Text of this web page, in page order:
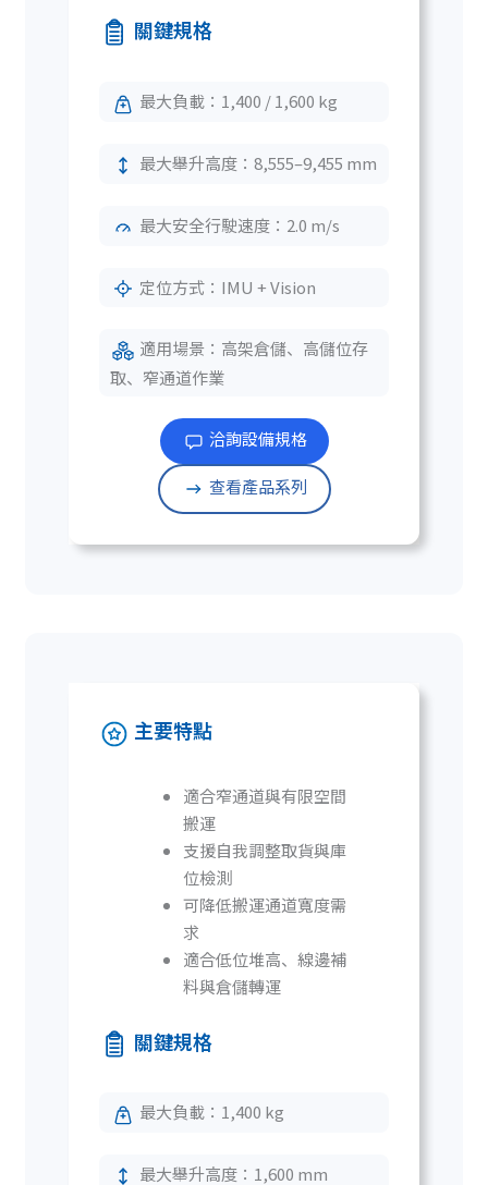
關鍵規格
最大負載：1,400 / 1,600 kg
最大舉升高度：8,555–9,455 mm
最大安全行駛速度：2.0 m/s
定位方式：IMU + Vision
適用場景：高架倉儲、高儲位存
取、窄通道作業
洽詢設備規格
查看產品系列
主要特點
適合窄通道與有限空間
搬運
支援自我調整取貨與庫
位檢測
可降低搬運通道寬度需
求
適合低位堆高、線邊補
料與倉儲轉運
關鍵規格
最大負載：1,400 kg
最大舉升高度：1,600 mm